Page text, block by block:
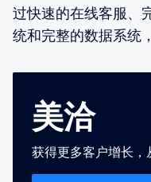
过快速的在线客服、
统和完整的数据系统
美洽
获得更多客户增长，